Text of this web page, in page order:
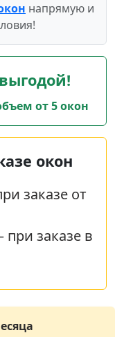
напрямую и
от 5 окон
окон
заказе от
заказе в